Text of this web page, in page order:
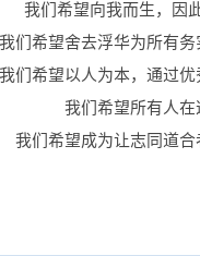
我们希望向我而生，因
我们希望舍去浮华为所有
我们希望以人为本，通过
我们希望所有人
我们希望成为让志同道